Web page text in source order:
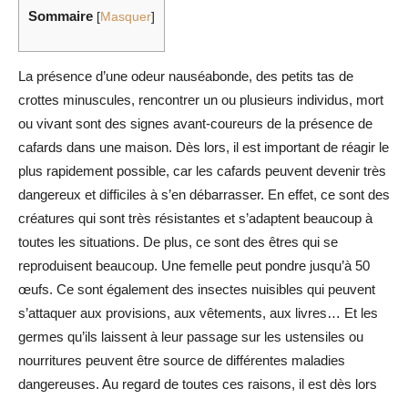
Sommaire [Masquer]
La présence d’une odeur nauséabonde, des petits tas de
crottes minuscules, rencontrer un ou plusieurs individus, mort
ou vivant sont des signes avant-coureurs de la présence de
cafards dans une maison. Dès lors, il est important de réagir le
plus rapidement possible, car les cafards peuvent devenir très
dangereux et difficiles à s’en débarrasser. En effet, ce sont des
créatures qui sont très résistantes et s’adaptent beaucoup à
toutes les situations. De plus, ce sont des êtres qui se
reproduisent beaucoup. Une femelle peut pondre jusqu’à 50
œufs. Ce sont également des insectes nuisibles qui peuvent
s’attaquer aux provisions, aux vêtements, aux livres… Et les
germes qu’ils laissent à leur passage sur les ustensiles ou
nourritures peuvent être source de différentes maladies
dangereuses. Au regard de toutes ces raisons, il est dès lors